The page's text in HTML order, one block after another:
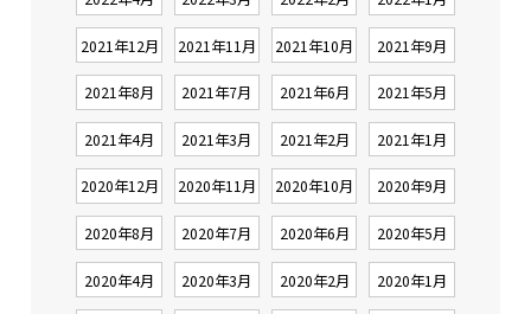
2021年12月 2021年11月 2021年10月 2021年9月
2021年8月 2021年7月 2021年6月 2021年5月
2021年4月 2021年3月 2021年2月 2021年1月
2020年12月 2020年11月 2020年10月 2020年9月
2020年8月 2020年7月 2020年6月 2020年5月
2020年4月 2020年3月 2020年2月 2020年1月